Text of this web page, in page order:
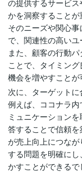
の提供するサービ
かを洞察することが
そのニーズや関心
で、関連性の高いユ
また、顧客の行動
ことで、タイミン
機会を増やすことが
次に、ターゲットに
例えば、ココナラ
ミュニケーション
答することで信頼
が売上向上につな
する問題を明確に
かすことができるで